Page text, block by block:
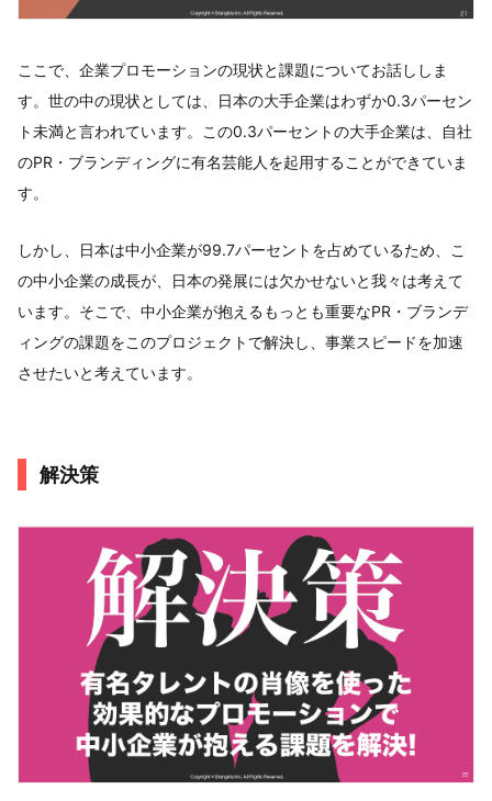
ここで、企業プロモーションの現状と課題についてお話ししま
す。世の中の現状としては、日本の大手企業はわずか0.3パーセン
ト未満と言われています。この0.3パーセントの大手企業は、自社
のPR・ブランディングに有名芸能人を起用することができていま
す。
しかし、日本は中小企業が99.7パーセントを占めているため、こ
の中小企業の成長が、日本の発展には欠かせないと我々は考えて
います。そこで、中小企業が抱えるもっとも重要なPR・ブランデ
ィングの課題をこのプロジェクトで解決し、事業スピードを加速
させたいと考えています。
解決策